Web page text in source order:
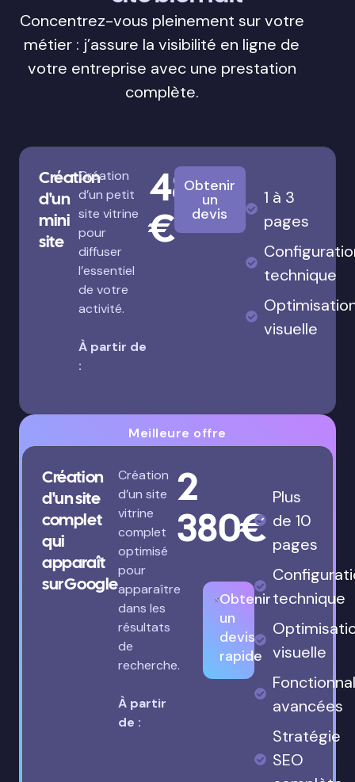
Concentrez-vous pleinement sur votre
métier : j’assure la visibilité en ligne de
votre entreprise avec une prestation
complète.
Création
d'un
mini
site
Création
d’un petit
site vitrine
pour
diffuser
l’essentiel
de votre
activité.
À partir de
:
480
€
Obtenir
un
devis
1 à 3
pages
technique
visuelle
Meilleure offre
Création
d'un site
complet
qui
apparaît
sur Google
Création
d’un site
vitrine
complet
optimisé
pour
apparaître
dans les
résultats
de
recherche.
À partir
de :
2
380€
Obtenir
un
devis
rapide
Plus
de 10
pages
technique
visuelle
avancées
Stratégie
SEO